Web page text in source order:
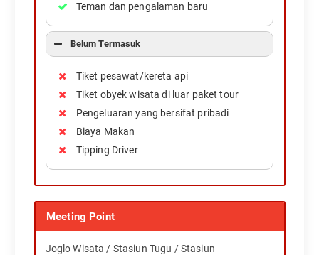
Teman dan pengalaman baru
Belum Termasuk
Tiket pesawat/kereta api
Tiket obyek wisata di luar paket tour
Pengeluaran yang bersifat pribadi
Biaya Makan
Tipping Driver
Meeting Point
Joglo Wisata / Stasiun Tugu / Stasiun